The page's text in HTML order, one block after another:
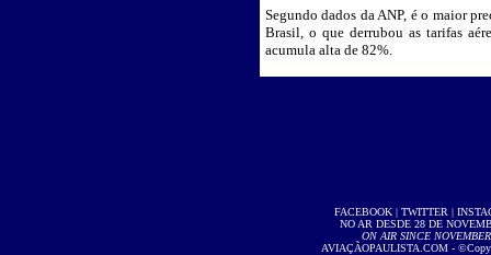
Segundo dados da ANP, é o maior
Brasil, o que derrubou as tarifas
acumula alta de 82%.
FACEBOOK| TWITTER |
NO AR DESDE 28 DE
ON AIR SINCE
AVIAÇÃOPAULISTA.COM -